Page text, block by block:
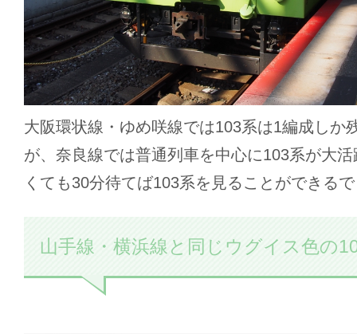
大阪環状線・ゆめ咲線では103系は1編成しか
が、奈良線では普通列車を中心に103系が大
くても30分待てば103系を見ることができる
山手線・横浜線と同じウグイス色の